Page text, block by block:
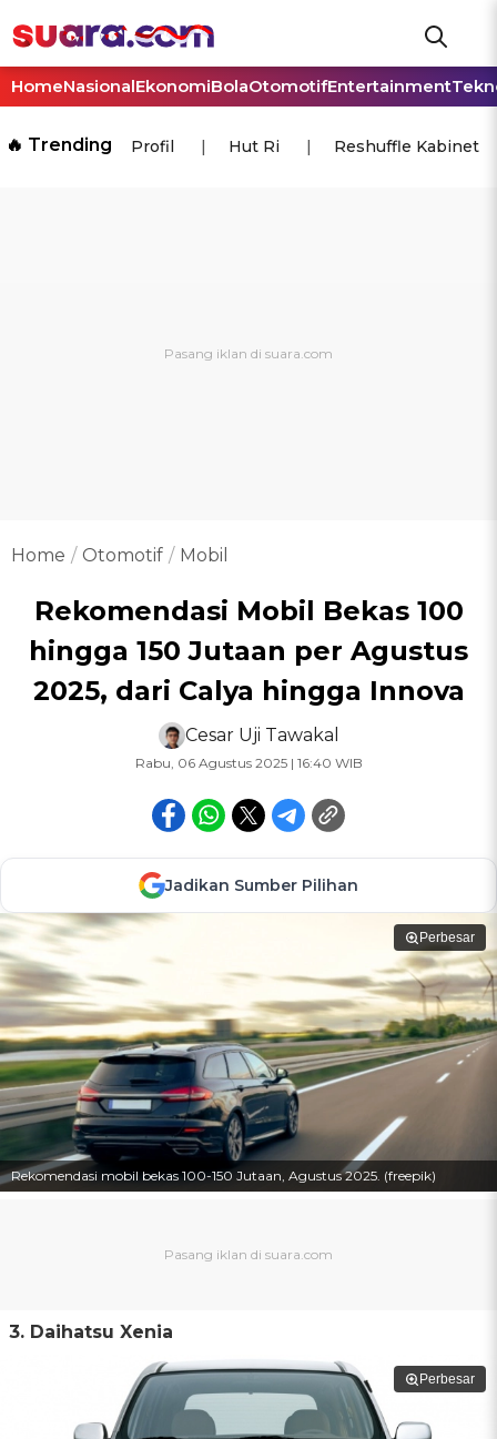
HomeNasionalEkonomiBolaOtomotifEntertainment
🔥 Trending Profil Hut Ri Reshuffle Kabinet
Home Otomotif Mobil
Rekomendasi Mobil Bekas 100
hingga 150 Jutaan per Agustus
2025, dari Calya hingga Innova
Cesar Uji Tawakal
Rabu, 06 Agustus 2025 | 16:40 WIB
Jadikan Sumber Pilihan
Perbesar
Rekomendasi mobil bekas 100-150 Jutaan, Agustus 2025. (freepik)
3. Daihatsu Xenia
Perbesar